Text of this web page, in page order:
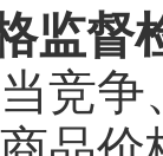
监
竞